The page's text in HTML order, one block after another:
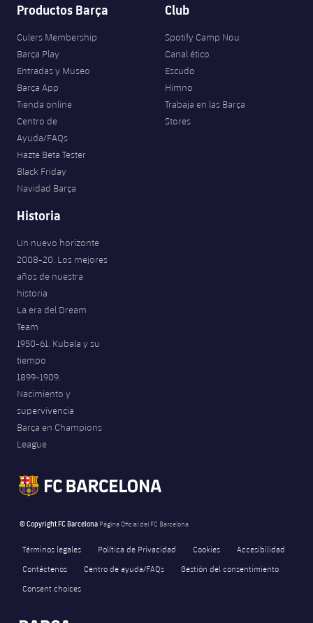
Productos Barça
Culers Membership
Barça Play
Entradas y Museo
Barça App
Tienda online
Centro de
Ayuda/FAQs
Hazte Beta Tester
Black Friday
Navidad Barça
Club
Spotify Camp Nou
Canal ético
Escudo
Himno
Trabaja en las Barça
Stores
Historia
Un nuevo horizonte
2008-20. Los mejores
años de nuestra
historia
La era del Dream
Team
1950-61. Kubala y su
tiempo
1899-1909.
Nacimiento y
supervivencia
Barça en Champions
League
© Copyright FC Barcelona Página Oficial del FC Barcelona
Términos legales Política de Privacidad Cookies
Accesibilidad
Contáctenos
Centro de ayuda/FAQs
Gestión del consentimiento
Consent choices